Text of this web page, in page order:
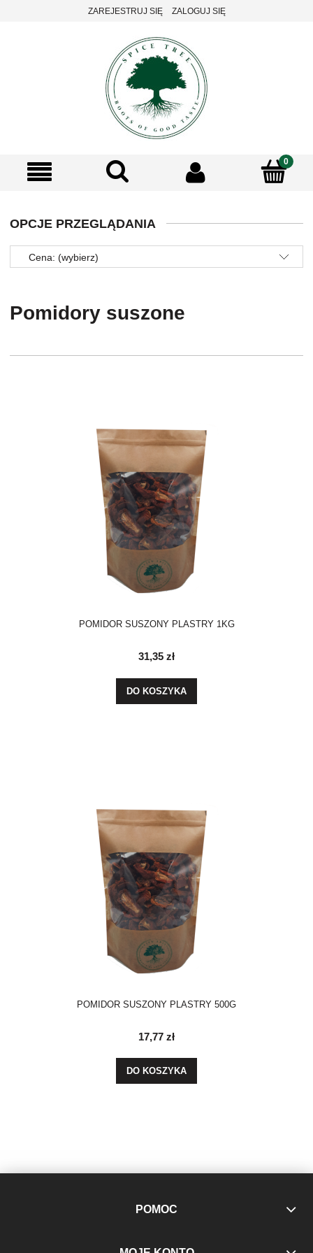
ZAREJESTRUJ SIĘ ZALOGUJ SIĘ
OPCJE PRZEGLĄDANIA
Cena: (wybierz)
Pomidory suszone
POMIDOR SUSZONY PLASTRY 1KG
31,35 zł
DO KOSZYKA
POMIDOR SUSZONY PLASTRY 500G
17,77 zł
DO KOSZYKA
POMOC